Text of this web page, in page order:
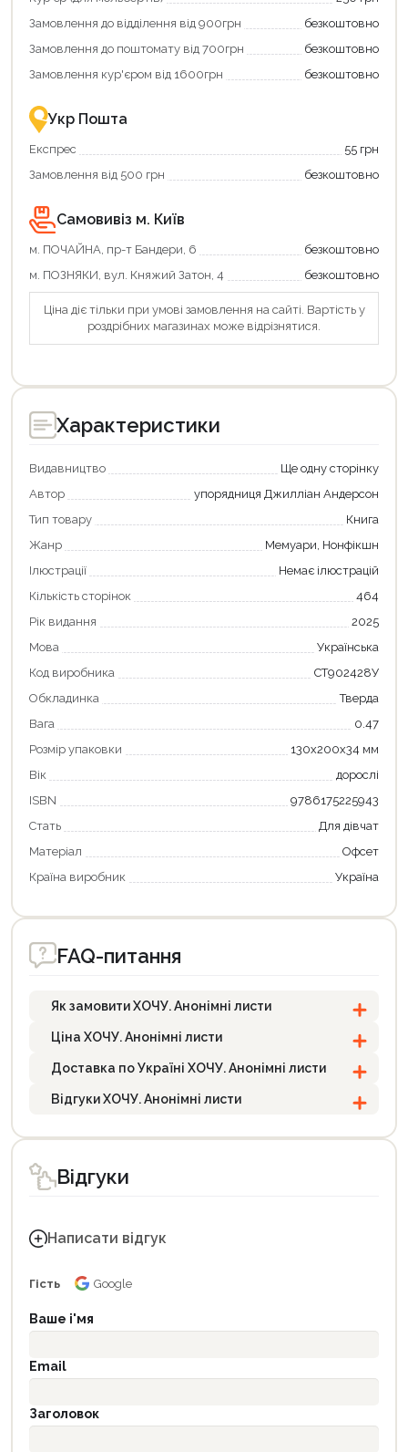
Замовлення до відділення від 900грн
безкоштовно
Замовлення до поштомату від 700грн
безкоштовно
Замовлення кур'єром від 1600грн
безкоштовно
Укр Пошта
Експрес
55 грн
Замовлення від 500 грн
безкоштовно
Самовивіз м. Київ
м. ПОЧАЙНА, пр-т Бандери, 6
безкоштовно
м. ПОЗНЯКИ, вул. Княжий Затон, 4
безкоштовно
Ціна діє тільки при умові замовлення на сайті. Вартість у
роздрібних магазинах може відрізнятися.
Характеристики
Видавництво
Ще одну сторінку
Автор
упорядниця Джилліан Андерсон
Тип товару
Книга
Жанр
Мемуари, Нонфікшн
Ілюстрації
Немає ілюстрацій
Кількість сторінок
464
Рік видання
2025
Мова
Українська
Код виробника
СТ902428У
Обкладинка
Тверда
Вага
0.47
Розмір упаковки
130х200х34 мм
Вік
дорослі
ISBN
9786175225943
Стать
Для дівчат
Матеріал
Офсет
Країна виробник
Україна
FAQ-питання
Як замовити ХОЧУ. Анонімні листи
Ціна ХОЧУ. Анонімні листи
Доставка по Україні ХОЧУ. Анонімні листи
Відгуки ХОЧУ. Анонімні листи
Відгуки
Написати відгук
Гість Google
Ваше і'мя
Email
Заголовок
Оформити замовлення